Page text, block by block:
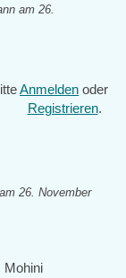
am 26.
Anmelden oder
Registrieren.
am 26. November
Mohini